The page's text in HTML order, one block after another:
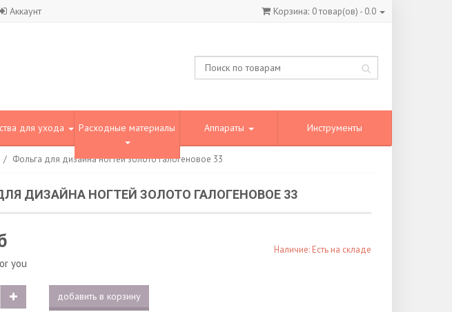
Корзина: 0товар(ов) - 0.0
Аккаунт
для ухода Расходные материалы Аппараты Инструменты
/ Фольга для дизайна ногтей золото галогеновое 33
ДИЗАЙНА НОГТЕЙ ЗОЛОТО ГАЛОГЕНОВОЕ 33
Наличие: Есть на складе
you
добавить в корзину